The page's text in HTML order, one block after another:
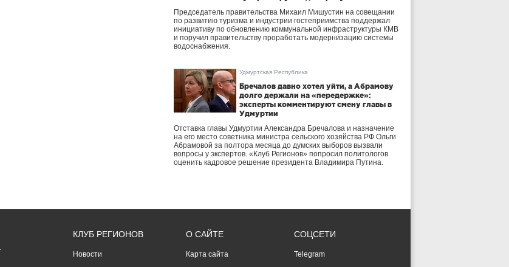
Председатель правительства Михаил Мишустин на совещании
по развитию туризма и индустрии гостеприимства поддержал
инициативу по обновлению коммунальной инфраструктуры КМВ
и поручил правительству проработать модернизацию системы
водоснабжения.
Удмуртская Республика
Бречалов давно хотел уйти, а Абрамову
долго держали на «передержке»:
эксперты комментируют смену главы в
Удмуртии
Отставка главы Удмуртии Александра Бречалова и назначение
на его место советника министра сельского хозяйства РФ Ольги
Абрамовой за полтора месяца до думских выборов вызвали
вопросы у экспертов. «Клуб Регионов» попросил политологов
оценить кадровое решение президента Владимира Путина.
КЛУБ РЕГИОНОВ
Новости
О САЙТЕ
Карта сайта
СОЦСЕТИ
Telegram